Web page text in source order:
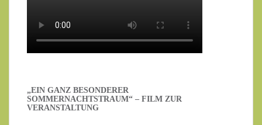
„EIN GANZ BESONDERER
SOMMERNACHTSTRAUM“ – FILM ZUR
VERANSTALTUNG